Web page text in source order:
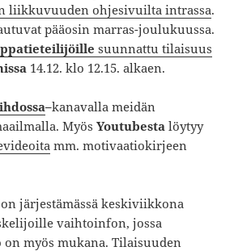
liikkuvuuden ohjesivuilta intrassa.
pääosin marras-joulukuussa.
suunnattu tilaisuus
14.12. klo 12.15. alkaen.
–kanavalla meidän
MyösYoutubesta löytyy
mm. motivaatiokirjeen
järjestämässä keskiviikkona
vaihtoinfon, jossa
myös mukana. Tilaisuuden